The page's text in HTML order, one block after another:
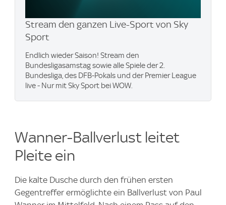
Stream den ganzen Live-Sport von Sky
Sport
Endlich wieder Saison! Stream den
Bundesligasamstag sowie alle Spiele der 2.
Bundesliga, des DFB-Pokals und der Premier League
live - Nur mit Sky Sport bei WOW.
Wanner-Ballverlust leitet
Pleite ein
Die kalte Dusche durch den frühen ersten
Gegentreffer ermöglichte ein Ballverlust von Paul